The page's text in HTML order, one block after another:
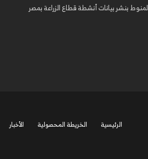
بنشر بيانات أنشطة قطاع الزراعة بمصر
الرئيسية الخريطة المحصولية الأخبار